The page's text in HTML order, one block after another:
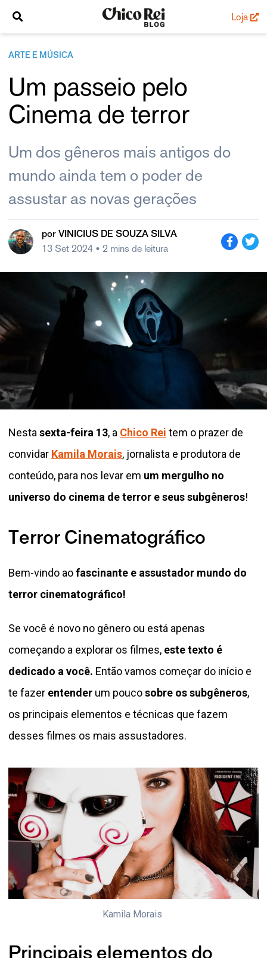
Loja
ARTE E MÚSICA
Um passeio pelo
Cinema de terror
Um dos gêneros mais antigos do
mundo ainda tem o poder de
assustar as novas gerações
por VINICIUS DE SOUZA SILVA
13 Set 2024 • 2 mins de leitura
Nestasexta-feira 13, a Chico Rei tem o prazer de
convidar Kamila Morais, jornalista e produtora de
conteúdo, para nos levar em um mergulho no
universo do cinema de terror e seus subgêneros!
Terror Cinematográfico
Bem-vindo aofascinante e assustador mundo do
terror cinematográfico!
Se você é novo no gênero ou está apenas
começando a explorar os filmes, este texto é
dedicado a você. Então vamos começar do início e
te fazer entender um poucosobre os subgêneros,
os principais elementos e técnicas que fazem
desses filmes os mais assustadores.
Kamila Morais